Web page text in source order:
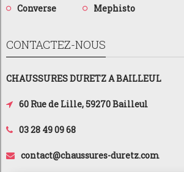
Converse Mephisto
CONTACTEZ-NOUS
CHAUSSURES DURETZ A BAILLEUL
60 Rue de Lille, 59270 Bailleul
03 28 49 09 68
contact@chaussures-duretz.com